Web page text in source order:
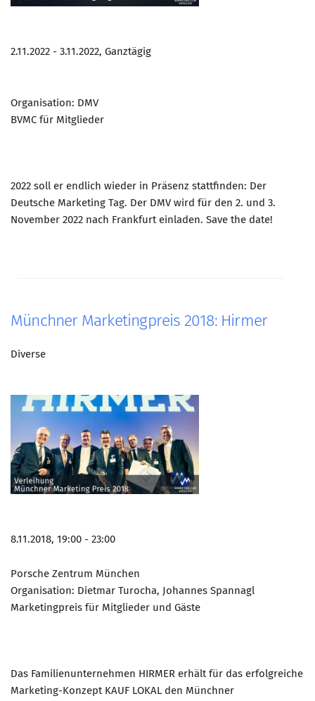
Marketing Pioniere
MarketingFrauen
Mentoring
Partnerschaften
CLUB-KOMMUNIKATION
MITGLIEDSCHAFT
KONTAKT
2.11.2022 - 3.11.2022, Ganztägig
Organisation: DMV
BVMC für Mitglieder
2022 soll er endlich wieder in Präsenz stattfinden: Der
Deutsche Marketing Tag. Der DMV wird für den 2. und 3.
November 2022 nach Frankfurt einladen. Save the date!
Münchner Marketingpreis 2018: Hirmer
Diverse
8.11.2018, 19:00 - 23:00
Porsche Zentrum München
Organisation: Dietmar Turocha, Johannes Spannagl
Marketingpreis für Mitglieder und Gäste
Das Familienunternehmen HIRMER erhält für das erfolgreiche
Marketing-Konzept KAUF LOKAL den Münchner